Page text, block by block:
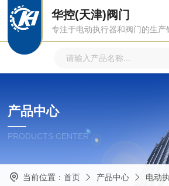
华控(天津)阀门
专注于电动执行器和阀门的生产
产品中心
PRODUCTS CENTER
当前位置： 首页 产品中心 电动